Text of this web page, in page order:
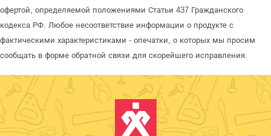
офертой, определяемой положениями Статьи 437 Гражданского
кодекса РФ. Любое несоответствие информации о продукте с
фактическими характеристиками - опечатки, о которых мы просим
сообщать в форме обратной связи для скорейшего исправления.